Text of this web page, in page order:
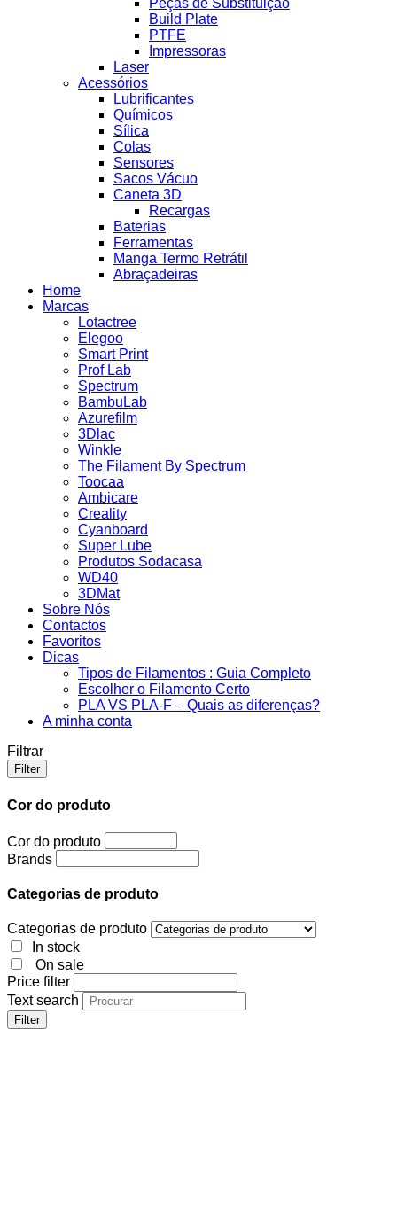
Peças de Substituição
Build Plate
PTFE
Impressoras
Laser
Acessórios
Lubrificantes
Químicos
Sílica
Colas
Sensores
Sacos Vácuo
Caneta 3D
Recargas
Baterias
Ferramentas
Manga Termo Retrátil
Abraçadeiras
Home
Marcas
Lotactree
Elegoo
Smart Print
Prof Lab
Spectrum
BambuLab
Azurefilm
3Dlac
Winkle
The Filament By Spectrum
Toocaa
Ambicare
Creality
Cyanboard
Super Lube
Produtos Sodacasa
WD40
3DMat
Sobre Nós
Contactos
Favoritos
Dicas
Tipos de Filamentos : Guia Completo
Escolher o Filamento Certo
PLA VS PLA-F – Quais as diferenças?
A minha conta
Filtrar
Filter
Cor do produto
Cor do produto
Brands
Categorias de produto
Categorias de produto
In stock
On sale
Price filter
Text search
Filter